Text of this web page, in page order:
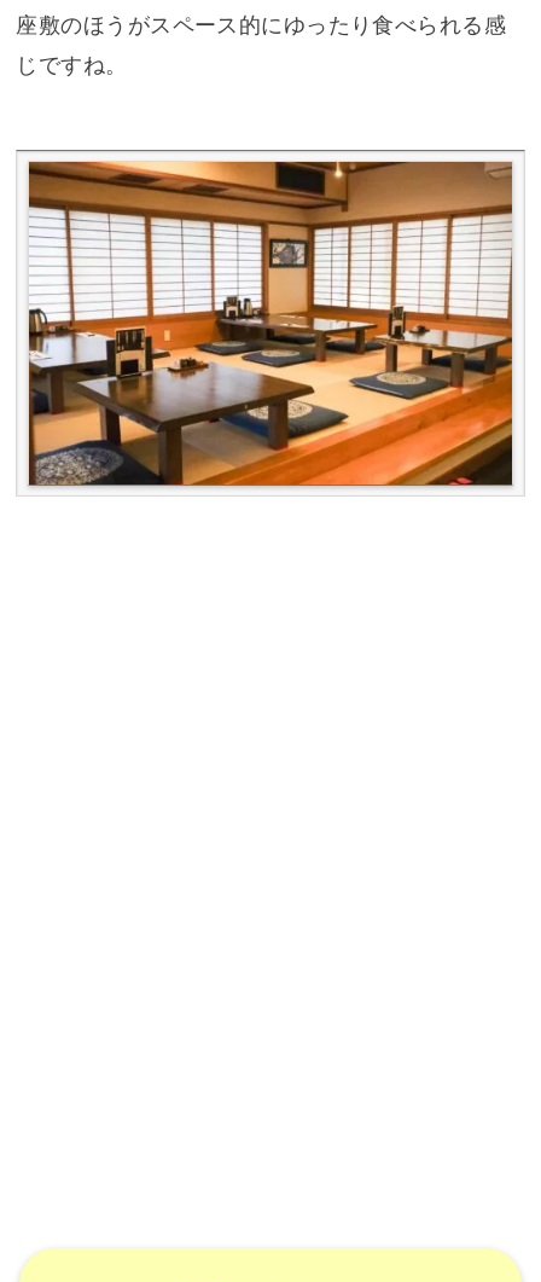
座敷のほうがスペース的にゆったり食べられる感
じですね。